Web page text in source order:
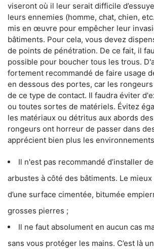
viseront où il leur serait difficile
leurs ennemies (homme, chat, chien,
mis en œuvre pour empêcher leur
bâtiments. Pour cela, vous devez
de points de pénétration. De ce fait, il
possible pour boucher tous les trous.
fortement recommandé de faire usage
en dessous des portes, car les
de ce type de contact. Il faudra éviter
ou toutes sortes de matériels. Évitez
les matériaux ou détritus aux abords
rongeurs ont horreur de passer dans
apprécient bien plus les
Il n'est pas recommandé d’installer
arbustes à côté des bâtiments. Le
d’une surface cimentée, bitumée
grosses pierres ;
Il ne faut absolument en aucun cas
sans vous protéger les mains. C’est là